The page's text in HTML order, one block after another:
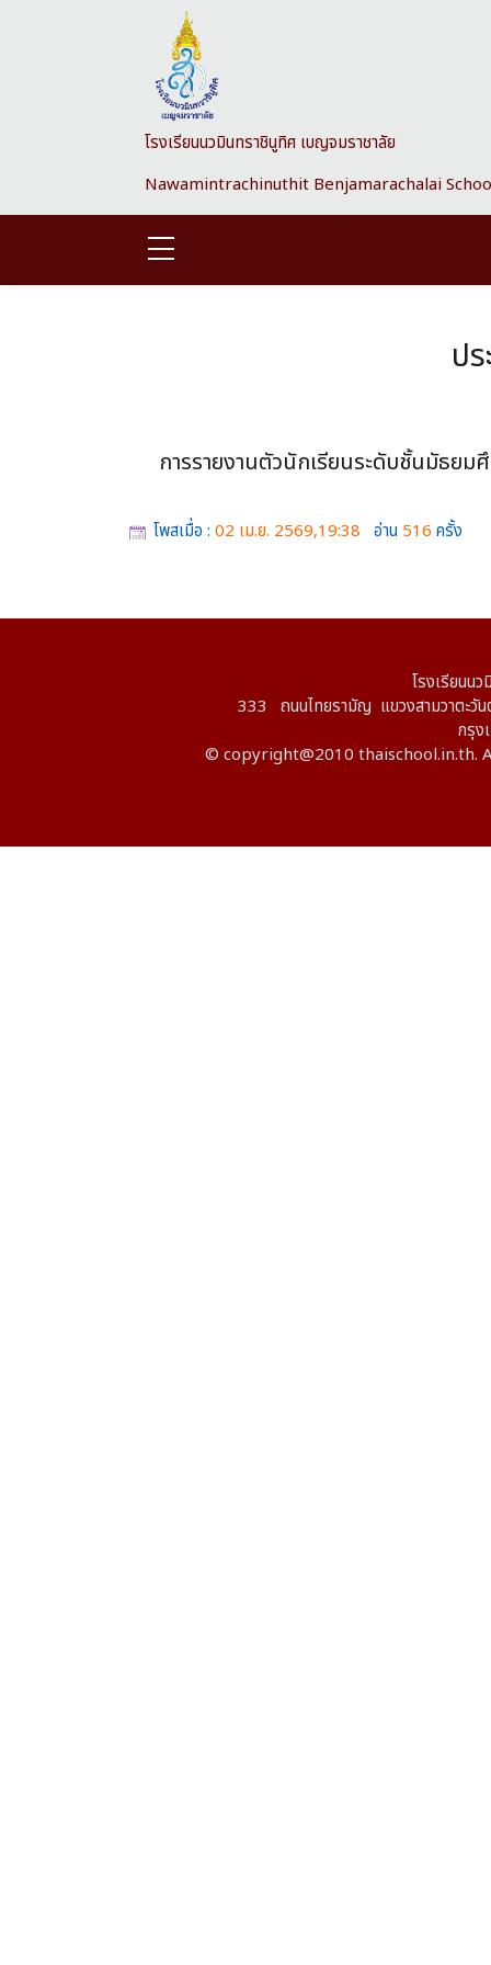
โรงเรียนนวมินทราชินูทิศ เบญจมราชาลัย
Nawamintrachinuthit Benjamarachalai
ป
การรายงานตัวนักเรียนระดับชั้นมัธย
โพสเมื่อ : 02 เม.ย. 2569,19:38 อ่าน 516 ครั้ง
โรงเรียนน
333 ถนนไทยรามัญ แขวงสามวาตะวันต
กรุง
© copyright@2010 thaischool.in.th.